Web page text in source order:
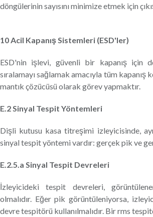
döngülerinin sayısını minimize etmek için
10 Acil Kapanış Sistemleri (ESD'ler)
ESD'nin işlevi, güvenli bir kapanış için
sıralamayı sağlamak amacıyla tüm kapanış
mantık çözücüsü olarak görev yapmaktır.
E.2 Sinyal Tespit Yöntemleri
Dişli kutusu kasa titreşimi izleyicisinde,
sinyal tespit yöntemi vardır: gerçek pik ve
E.2.5.a Sinyal Tespit Devreleri
İzleyicideki tespit devreleri,
olmalıdır. Eğer pik görüntüleniyorsa,
devre tespitörü kullanılmalıdır. Bir rms